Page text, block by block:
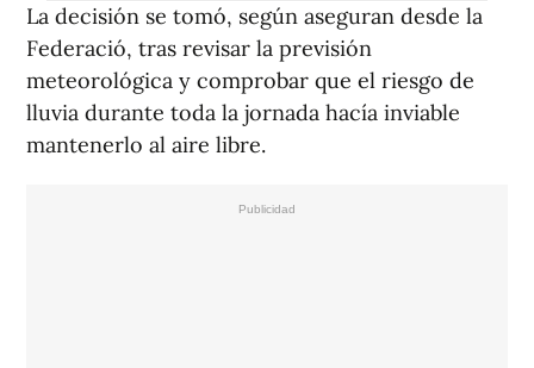
La decisión se tomó, según aseguran desde la
Federació, tras revisar la previsión
meteorológica y comprobar que el riesgo de
lluvia durante toda la jornada hacía inviable
mantenerlo al aire libre.